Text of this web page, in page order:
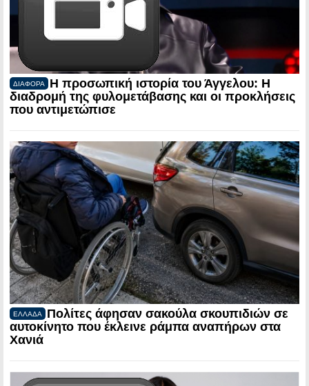
ΔΙΑΦΟΡΑ
Η προσωπική ιστορία του Άγγελου: Η
διαδρομή της φυλομετάβασης και οι προκλήσεις
που αντιμετώπισε
ΕΛΛΑΔΑ
Πολίτες άφησαν σακούλα σκουπιδιών σε
αυτοκίνητο που έκλεινε ράμπα αναπήρων στα
Χανιά